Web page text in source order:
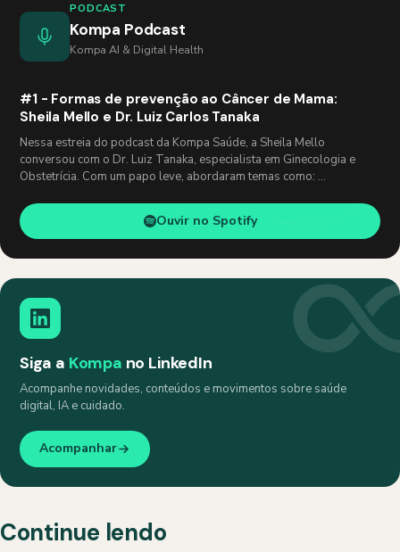
PODCAST
Kompa Podcast
Kompa AI & Digital Health
#1 - Formas de prevenção ao Câncer de Mama:
Sheila Mello e Dr. Luiz Carlos Tanaka
Nessa estreia do podcast da Kompa Saúde, a Sheila Mello
conversou com o Dr. Luiz Tanaka, especialista em Ginecologia e
Obstetrícia. Com um papo leve, abordaram temas como: …
Ouvir no Spotify
Siga a Kompa no LinkedIn
Acompanhe novidades, conteúdos e movimentos sobre saúde
digital, IA e cuidado.
Acompanhar
Continue lendo